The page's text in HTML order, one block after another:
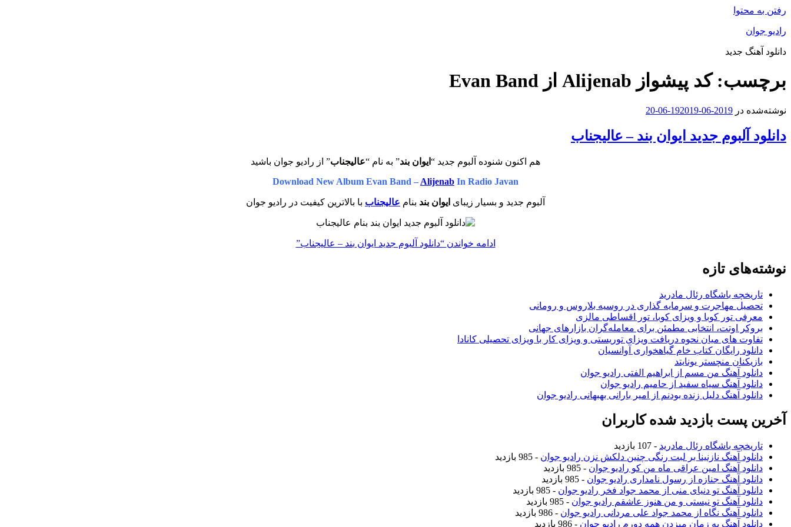
رفتن به محتوا
رادیو جوان
دانلود آهنگ جدید
برچسب:کد پیشواز Alijenab از Evan Band
نوشته‌شده در 2019-06-19
2019-06-20
دانلود آلبوم جدید ایوان بند – عالیجناب
هم اکنون شنوده آلبوم جدید “ ایوان بند” به نام “عالیجناب” از رادیو جوان باشید
Download New Album Evan Band – Alijenab In Radio Javan
آلبوم جدید و بسیار زیبای ایوان بند بنام عالیجناب با بالاترین کیفیت در رادیو جوان
ادامه خواندن “دانلود آلبوم جدید ایوان بند – عالیجناب”
نوشته‌های تازه
تاریخچه باشگاه رئال مادرید
تحصیل مهاجرت و سرمایه گذاری در روسیه بلاروس و رومانی
معرفی تور کوبا و ویزای کوبا، تور اقساطی مالزی
بروکر اوتت، انتخابی مطمئن برای معامله‌گران بازارهای جهانی
تفاوت های میان نحوه دریافت ویزای توریستی و ویزای کار با ویزای تحصیلی کانادا
دانلود رایگان کتاب خام گیاهخواری آوانسیان
بازیکنان منچستر یونایتد
دانلود آهنگ من مسم از ابراهیم الفتی رادیو جوان
دانلود آهنگ سیاه سفید از حامیم رادیو جوان
دانلود آهنگ دلیل زنده بودنم از امیر بارانی بهبهانی رادیو جوان
آخرین پست بازدید شده کاربران
تاریخچه باشگاه رئال مادرید - 107 بازدید
دانلود آهنگ نازنینا بر لبت رنگی چنین دلکش نزن رادیو جوان - 985 بازدید
دانلود آهنگ امین عراقی ماه من کو رادیو جوان - 985 بازدید
دانلود آهنگ جنازه از رسول نامداری رادیو جوان - 985 بازدید
دانلود آهنگ تو دنیای منی از محمد جواد فخر رادیو جوان - 985 بازدید
دانلود آهنگ تو نیستی و من هنوز عاشقم رادیو جوان - 985 بازدید
دانلود آهنگ نگاه از محمد جواد علی مردانی رادیو جوان - 986 بازدید
دانلود آهنگ یه زمان میزدن همه دورم رادیو جوان - 986 بازدید